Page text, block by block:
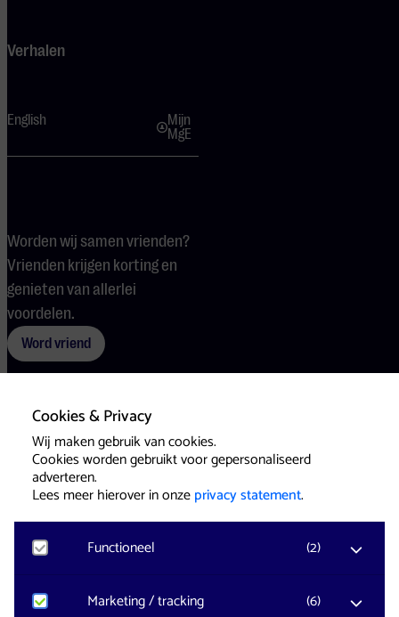
Cookies & Privacy
Wij maken gebruik van cookies.
Cookies worden gebruikt voor gepersonaliseerd
adverteren.
Lees meer hierover in onzeprivacy statement.
Functioneel (2)
NoodzakelijkMarketing / tracking (6)
Verhalen
English
Mijn
MgE
Worden wij samen vrienden?
Vrienden krijgen korting en
genieten van allerlei
voordelen.
Word vriend
Voorwaarden CookiesPers
Website & Identity byEagerly